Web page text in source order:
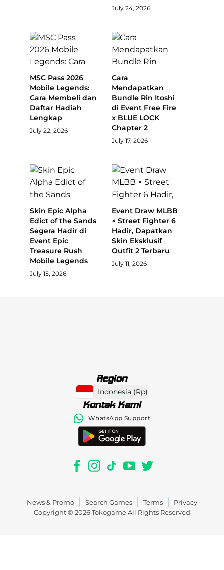
July 24, 2026
MSC Pass 2026
Mobile Legends:
Cara Membeli dan
Daftar Hadiah
Lengkap
July 22, 2026
Cara
Mendapatkan
Bundle Rin Itoshi
di Event Free Fire
x BLUE LOCK
Chapter 2
July 17, 2026
Skin Epic Alpha
Edict of the Sands
Segera Hadir di
Event Epic
Treasure Rush
Mobile Legends
July 15, 2026
Event Draw MLBB
× Street Fighter 6
Hadir, Dapatkan
Skin Eksklusif
Outfit 2 Terbaru
July 11, 2026
Region
Indonesia (Rp)
Kontak Kami
WhatsApp Support
News & Promo Search Games Terms
Privacy
Copyright © 2026TokogameAll Rights Reserved